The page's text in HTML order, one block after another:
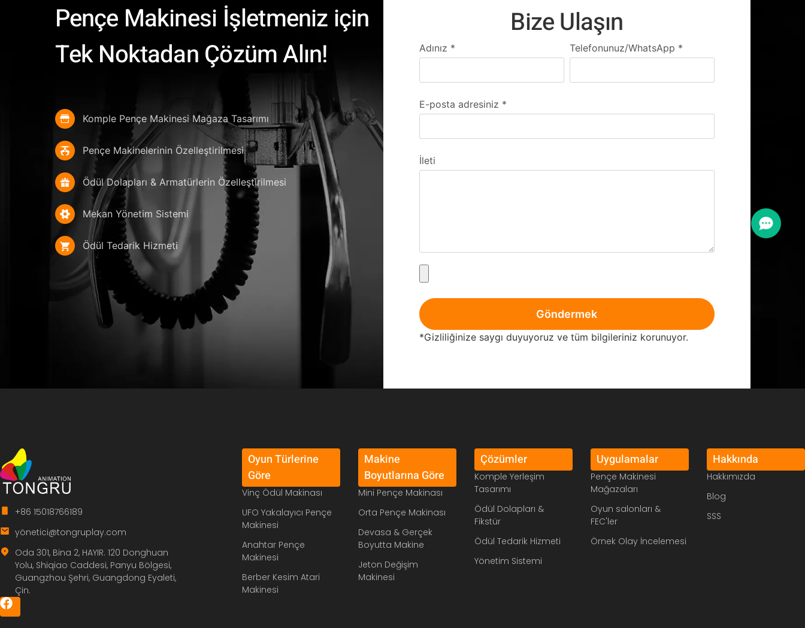
Pençe Makinesi İşletmeniz için
Tek Noktadan Çözüm Alın!
Komple Pençe Makinesi Mağaza Tasarımı
Pençe Makinelerinin Özelleştirilmesi
Ödül Dolapları & Armatürlerin Özelleştirilmesi
Mekan Yönetim Sistemi
Ödül Tedarik Hizmeti
Bize Ulaşın
Adınız * Telefonunuz/WhatsApp *
E-posta adresiniz *
İleti
Göndermek
*Gizliliğinize saygı duyuyoruz ve tüm bilgileriniz korunuyor.
+86 15018766189
yönetici@tongruplay.com
Oda 301, Bina 2, HAYIR. 120 Donghuan
Yolu, Shiqiao Caddesi, Panyu Bölgesi,
Guangzhou Şehri, Guangdong Eyaleti,
Çin.
Oyun Türlerine
Göre
Vinç Ödül Makinası
UFO Yakalayıcı Pençe
Makinesi
Anahtar Pençe
Makinesi
Berber Kesim Atari
Makinesi
Makine
Boyutlarına Göre
Mini Pençe Makinası
Orta Pençe Makinası
Devasa & Gerçek
Boyutta Makine
Jeton Değişim
Makinesi
Çözümler
Komple Yerleşim
Tasarımı
Ödül Dolapları &
Fikstür
Ödül Tedarik Hizmeti
Yönetim Sistemi
Uygulamalar
Pençe Makinesi
Mağazaları
Oyun salonları &
FEC'ler
Örnek Olay İncelemesi
Hakkında
Hakkımızda
Blog
SSS